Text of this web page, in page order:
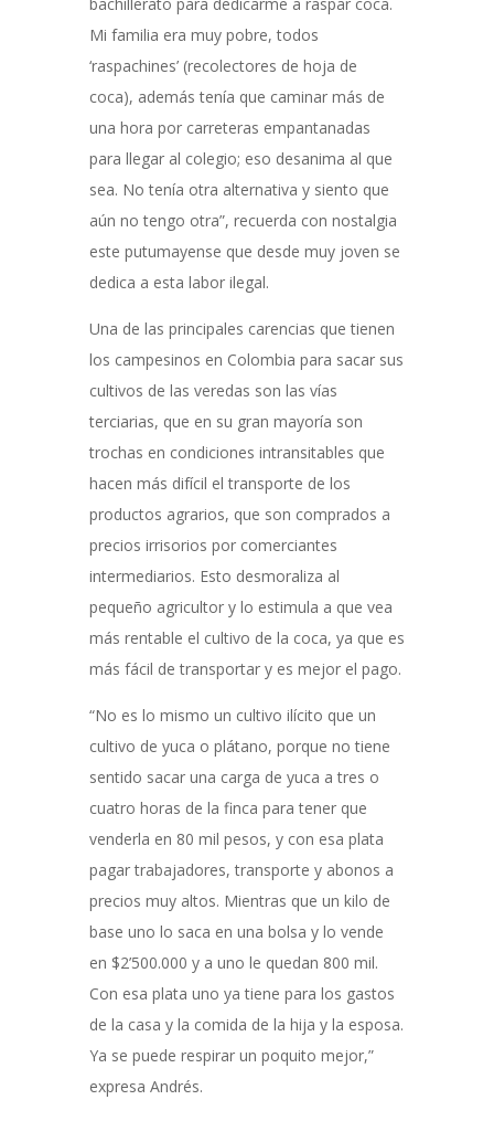
Mi familia era muy pobre, todos
‘raspachines’ (recolectores de hoja de
coca), además tenía que caminar más de
una hora por carreteras empantanadas
para llegar al colegio; eso desanima al que
sea. No tenía otra alternativa y siento que
aún no tengo otra”, recuerda con nostalgia
este putumayense que desde muy joven se
dedica a esta labor ilegal.
Una de las principales carencias que tienen
los campesinos en Colombia para sacar sus
cultivos de las veredas son las vías
terciarias, que en su gran mayoría son
trochas en condiciones intransitables que
hacen más difícil el transporte de los
productos agrarios, que son comprados a
precios irrisorios por comerciantes
intermediarios. Esto desmoraliza al
pequeño agricultor y lo estimula a que vea
más rentable el cultivo de la coca, ya que es
más fácil de transportar y es mejor el pago.
“No es lo mismo un cultivo ilícito que un
cultivo de yuca o plátano, porque no tiene
sentido sacar una carga de yuca a tres o
cuatro horas de la finca para tener que
venderla en 80 mil pesos, y con esa plata
pagar trabajadores, transporte y abonos a
precios muy altos. Mientras que un kilo de
base uno lo saca en una bolsa y lo vende
en $2’500.000 y a uno le quedan 800 mil.
Con esa plata uno ya tiene para los gastos
de la casa y la comida de la hija y la esposa.
Ya se puede respirar un poquito mejor,”
expresa Andrés.